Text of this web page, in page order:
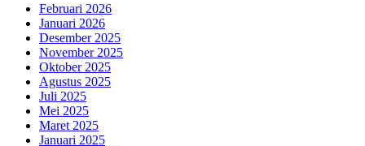
Februari 2026
Januari 2026
Desember 2025
November 2025
Oktober 2025
Agustus 2025
Juli 2025
Mei 2025
Maret 2025
Januari 2025